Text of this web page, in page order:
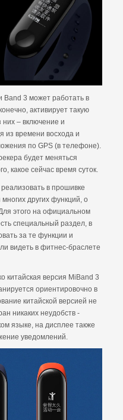
Band 3 может работать в
активирует такую
них – включение и
из времени восхода и
по GPS (в телефоне).
будет меняться
какое сейчас время суток.
в прошивке
других функций, о
этого на официальном
специальный раздел, в
за те функции и
видеть в фитнес-браслете
китайская версия MiBand 3
ориентировочно в
китайской версией не
никаких неудобств -
языке, на дисплее также
уведомлений.